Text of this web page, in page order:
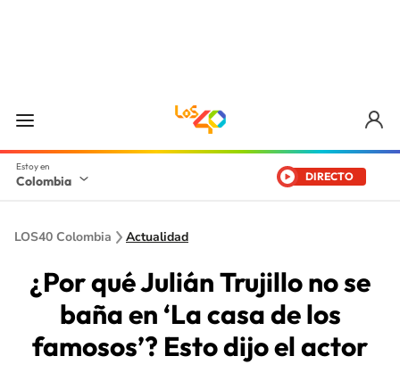
Colombia DIRECTO
LOS40 Colombia Actualidad
¿Por qué Julián Trujillo no se
baña en ‘La casa de los
famosos’? Esto dijo el actor